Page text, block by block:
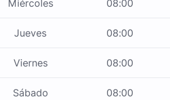
Miércoles 08:00
Jueves 08:00
Viernes 08:00
Sábado 08:00